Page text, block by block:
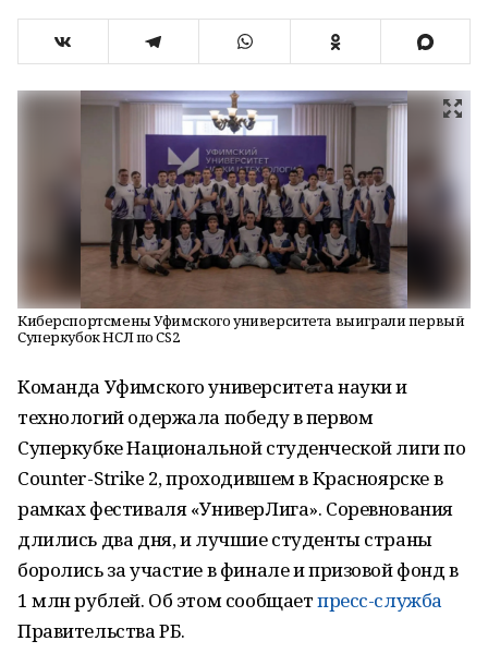
Киберспортсмены Уфимского университета выиграли первый
Суперкубок НСЛ по CS2
Команда Уфимского университета науки и
технологий одержала победу в первом
Суперкубке Национальной студенческой лиги по
Counter-Strike 2, проходившем в Красноярске в
рамках фестиваля «УниверЛига». Соревнования
длились два дня, и лучшие студенты страны
боролись за участие в финале и призовой фонд в
1 млн рублей. Об этом сообщаетпресс-служба
Правительства РБ.